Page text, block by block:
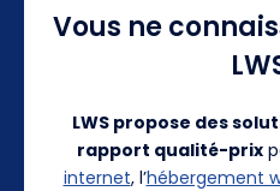
Vous ne
LWS propose des
rapport qualité-prix
internet, l’hébergement